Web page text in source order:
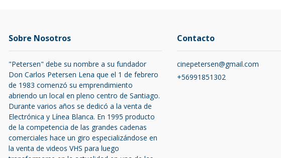
Sobre Nosotros
"Petersen" debe su nombre a su fundador
Don Carlos Petersen Lena que el 1 de febrero
de 1983 comenzó su emprendimiento
abriendo un local en pleno centro de Santiago.
Durante varios años se dedicó a la venta de
Electrónica y Línea Blanca. En 1995 producto
de la competencia de las grandes cadenas
comerciales hace un giro especializándose en
la venta de videos VHS para luego
Contacto
cinepetersen@gmail.com
+56991851302